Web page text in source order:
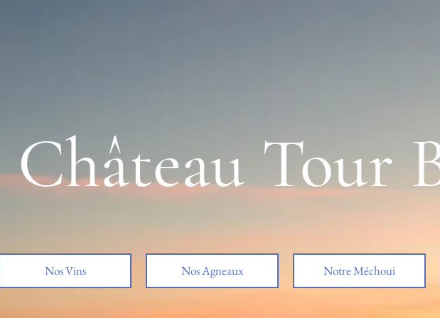
Château Tour
Nos Vins Nos Agneaux Notre Méchoui